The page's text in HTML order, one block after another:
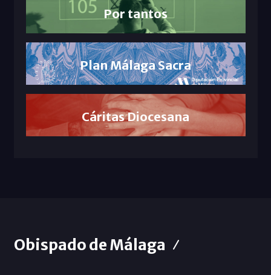
Por tantos
Plan Málaga Sacra
Cáritas Diocesana
Obispado de Málaga